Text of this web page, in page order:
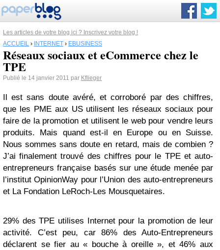
Les articles de votre blog ici ? Inscrivez votre blog !
ACCUEIL › INTERNET › EBUSINESS
Réseaux sociaux et eCommerce chez le
TPE
Publié le 14 janvier 2011 par Kflieger
Il est sans doute avéré, et corroboré par des chiffres,
que les PME aux US utilisent les réseaux sociaux pour
faire de la promotion et utilisent le web pour vendre leurs
produits. Mais quand est-il en Europe ou en Suisse.
Nous sommes sans doute en retard, mais de combien ?
J’ai finalement trouvé des chiffres pour le TPE et auto-
entrepreneurs française basés sur une étude menée par
l’institut OpinionWay pour l’Union des auto-entrepreneurs
et La Fondation LeRoch-Les Mousquetaires.
29% des TPE utilises Internet pour la promotion de leur
activité. C’est peu, car 86% des Auto-Entrepreneurs
déclarent se fier au « bouche à oreille », et 46% aux